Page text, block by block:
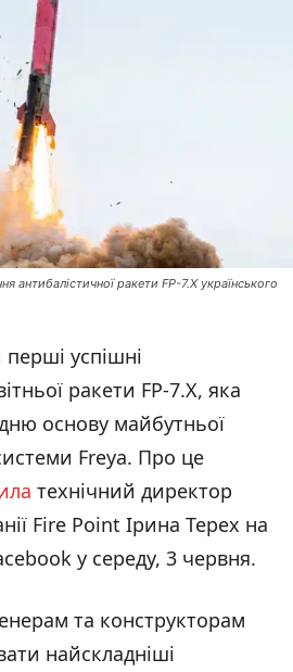
антибалістичної ракети FP-7.X українського
успішні
ракети FP-7.X, яка
основу майбутньої
Freya. Про це
технічний директор
Fire Point Ірина Терех на
у середу, 3 червня.
та конструкторам
найскладніші